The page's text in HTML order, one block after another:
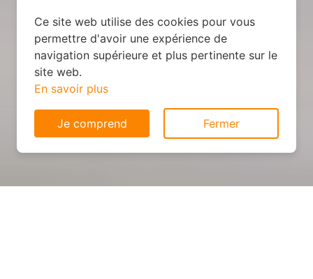
Ce site web utilise des cookies pour vous
permettre d'avoir une expérience de
navigation supérieure et plus pertinente sur le
site web.
En savoir plus
Je comprend Fermer